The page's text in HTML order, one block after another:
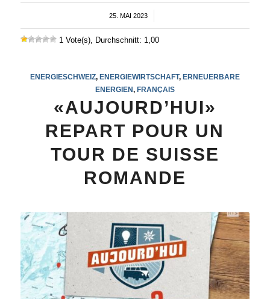
25. MAI 2023
/
1 Vote(s), Durchschnitt: 1,00
ENERGIESCHWEIZ, ENERGIEWIRTSCHAFT, ERNEUERBARE
ENERGIEN, FRANÇAIS
«AUJOURD’HUI»
REPART POUR UN
TOUR DE SUISSE
ROMANDE